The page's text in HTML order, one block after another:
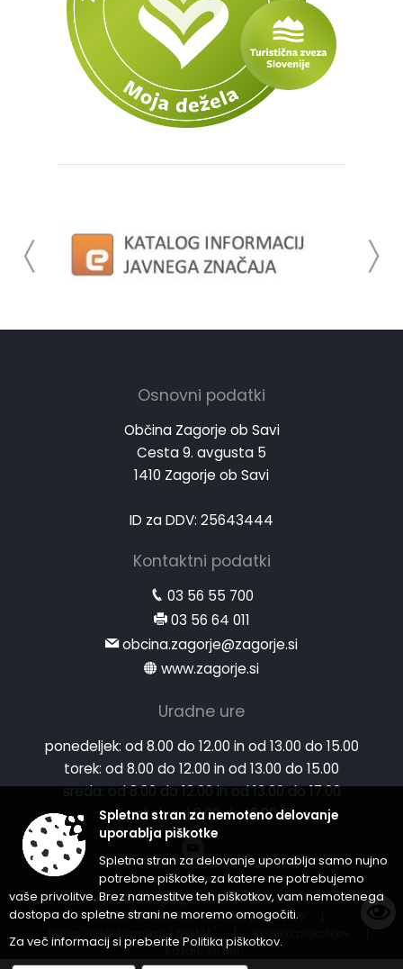
Osnovni podatki
Občina Zagorje ob Savi
Cesta 9. avgusta 5
1410 Zagorje ob Savi
ID za DDV: 25643444
Kontaktni podatki
03 56 55 700
03 56 64 011
obcina.zagorje@zagorje.si
www.zagorje.si
Uradne ure
ponedeljek: od 8.00 do 12.00 in od 13.00 do 15.00
torek: od 8.00 do 12.00 in od 13.00 do 15.00
sreda:od 8.00 do 12.00 in od 13.00 do 17.00
petek:od 8.00 do 12.00
Splošni pogoji spletne strani
|
Center za varstvo osebnih podatkov
Kazalo strani
Spletna stran za nemoteno delovanje
uporablja piškotke
Spletna stran za delovanje uporablja samo nujno
potrebne piškotke, za katere ne potrebujemo
vaše privolitve. Brez namestitve teh piškotkov, vam nemotenega
dostopa do spletne strani ne moremo omogočiti.
Za več informacij si preberite Politika piškotkov.